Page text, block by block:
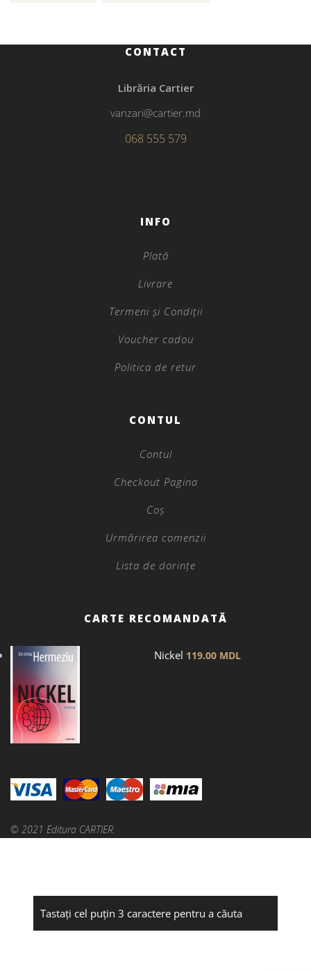
CONTACT
Librăria Cartier
vanzari@cartier.md
068 555 579
INFO
Plată
Livrare
Termeni și Condiții
Voucher cadou
Politica de retur
CONTUL
Contul
Checkout Pagina
Coș
Urmărirea comenzii
Lista de dorințe
CARTE RECOMANDATĂ
Nickel 119.00 MDL
© 2021 Editura CARTIER.